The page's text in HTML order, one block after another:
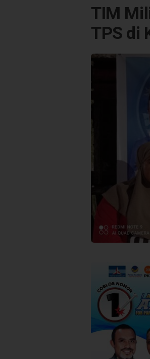
TIM
TPS di